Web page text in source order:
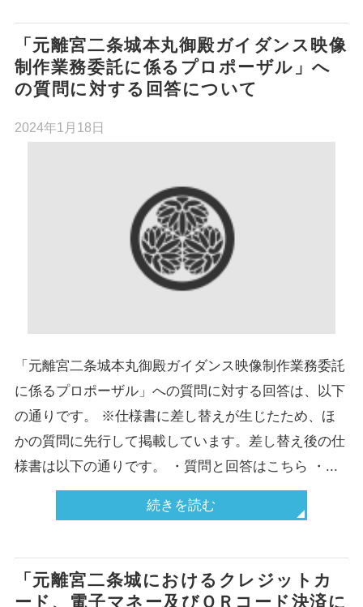
「元離宮二条城本丸御殿ガイダンス映像
制作業務委託に係るプロポーザル」へ
の質問に対する回答について
2024年1月18日
「元離宮二条城本丸御殿ガイダンス映像制作業務委託
に係るプロポーザル」への質問に対する回答は、以下
の通りです。 ※仕様書に差し替えが生じたため、ほ
かの質問に先行して掲載しています。差し替え後の仕
様書は以下の通りです。 ・質問と回答はこちら ・...
続きを読む
「元離宮二条城におけるクレジットカ
ード、電子マネー及びＱＲコード決済に